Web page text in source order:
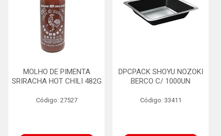
MOLHO DE PIMENTA
SRIRACHA HOT CHILI 482G
Código: 27527
DPCPACK SHOYU NOZOKI
BERCO C/ 1000UN
Código: 33411